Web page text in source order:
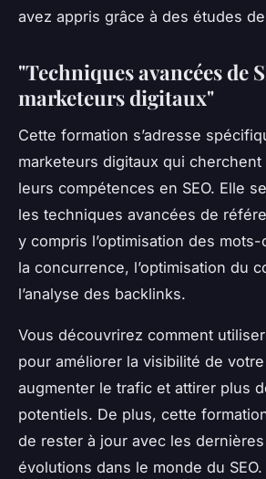
avez appris grâce à des études
"Techniques avancées de
marketeurs digitaux"
Cette formation s’adresse
marketeurs digitaux qui
leurs compétences en SEO. Elle
les techniques avancées de
y compris l’optimisation des mots-
la concurrence, l’optimisation du
l’analyse des backlinks.
Vous découvrirez comment
pour améliorer la visibilité de
augmenter le trafic et attirer plus
potentiels. De plus, cette
de rester à jour avec les
évolutions dans le monde du SEO.